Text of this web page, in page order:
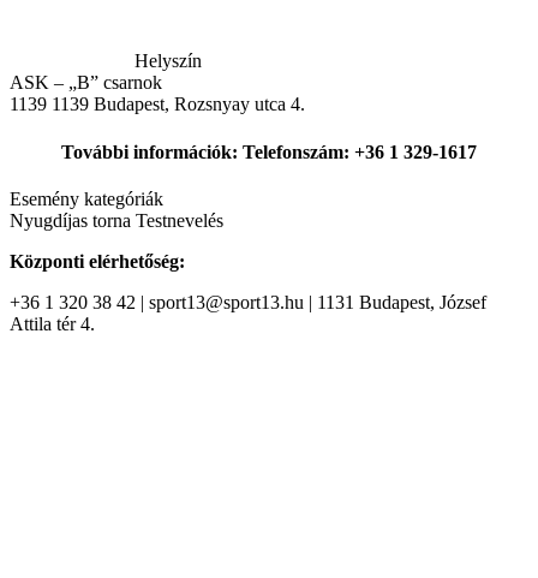
Helyszín
ASK – „B” csarnok
1139 1139 Budapest, Rozsnyay utca 4.
További információk: Telefonszám: +36 1 329-1617
Esemény kategóriák
Nyugdíjas torna Testnevelés
Központi elérhetőség:
+36 1 320 38 42 | sport13@sport13.hu | 1131 Budapest, József
Attila tér 4.